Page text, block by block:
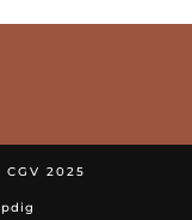
CGV 2025